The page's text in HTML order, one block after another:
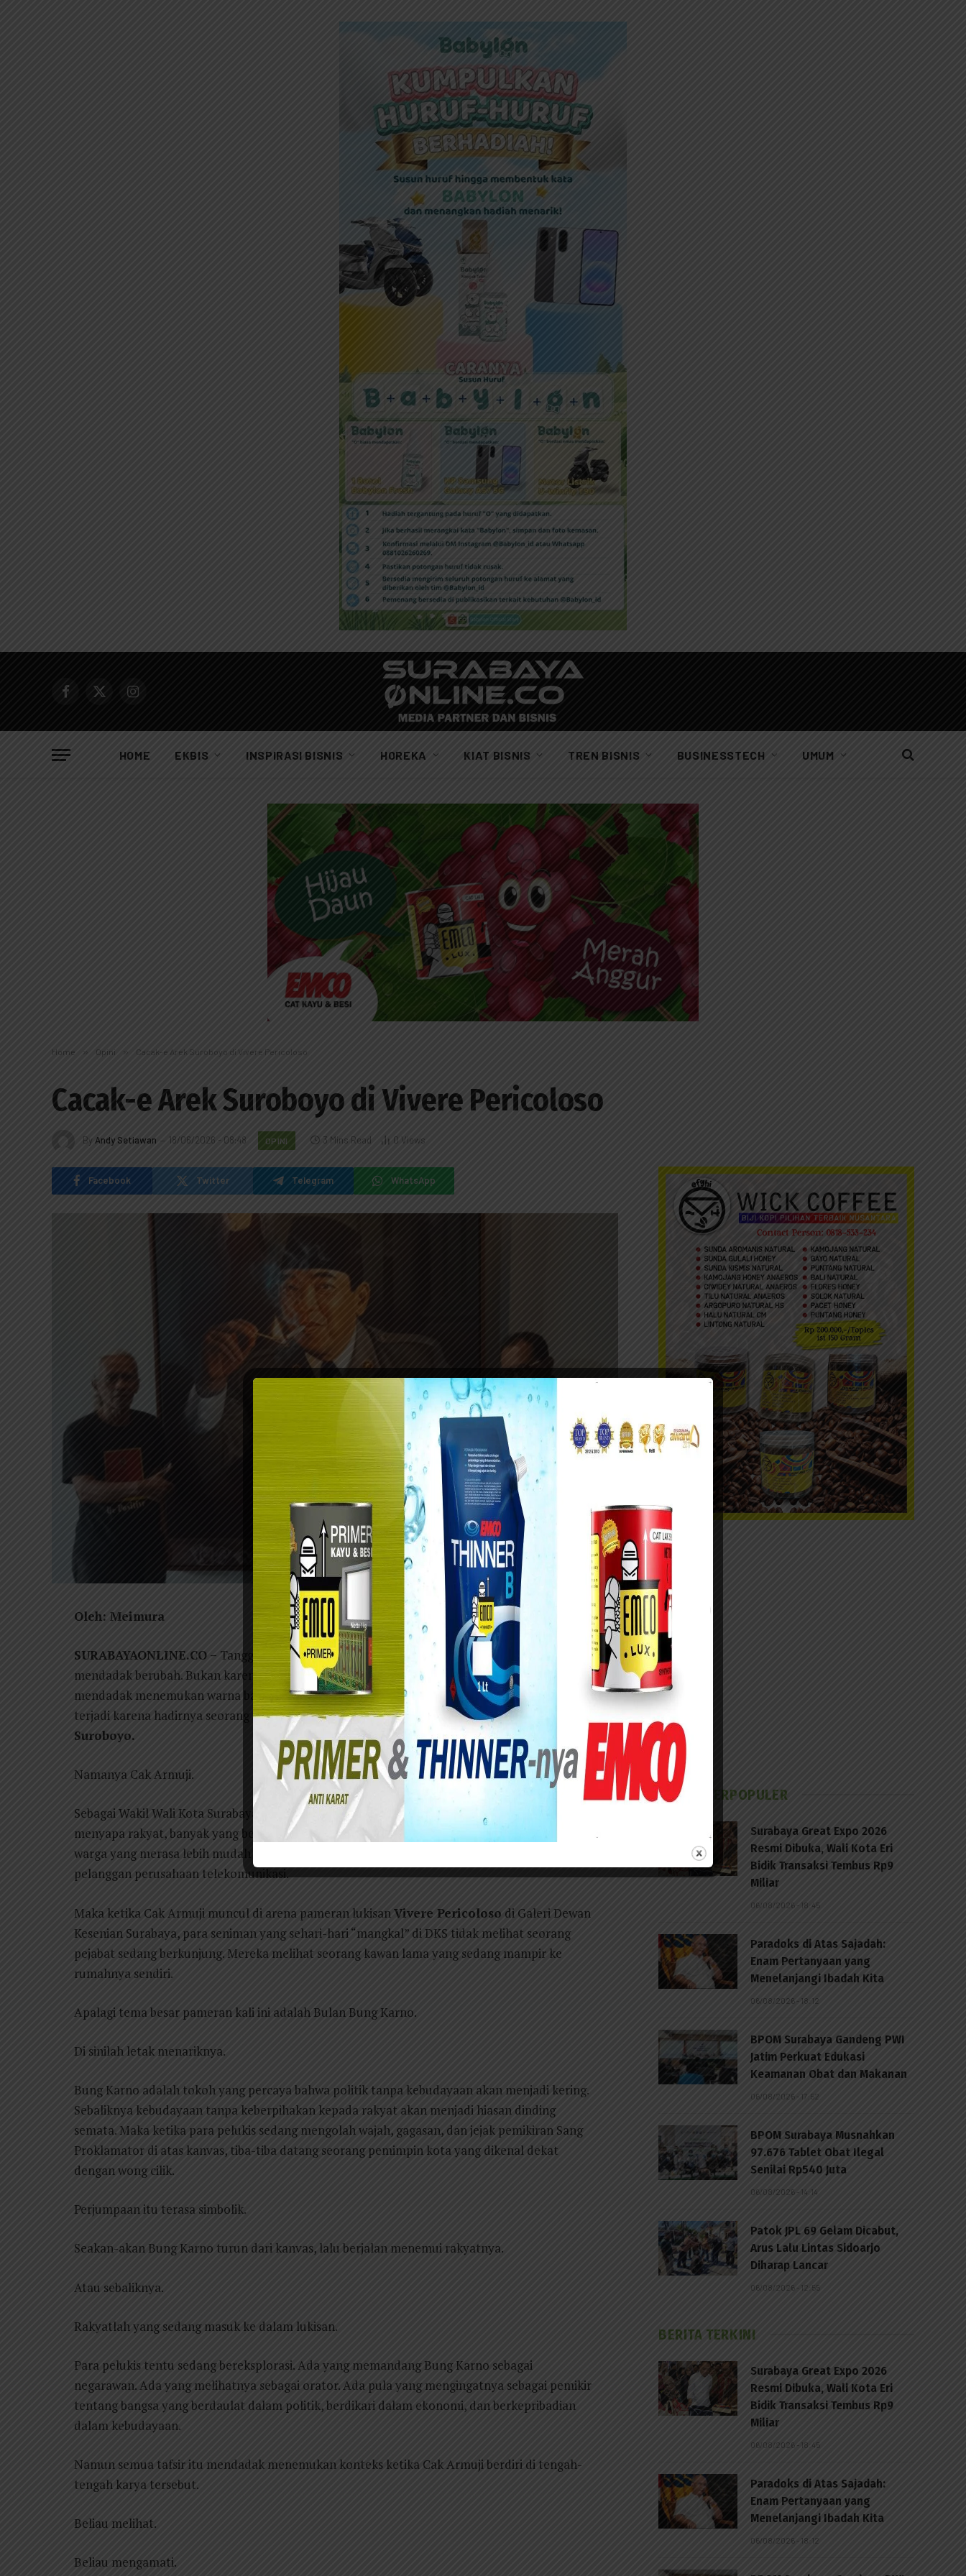
Facebook
X
Instagram
HOME EKBIS INSPIRASI BISNIS HOREKA KIAT BISNIS TREN BISNIS BUSINESSTECH UMUM
Home » Opini » Cacak-e Arek Suroboyo di Vivere Pericoloso
Cacak-e Arek Suroboyo di Vivere Pericoloso
By Andy Setiawan 18/06/2026 - 08:48 OPINI 3 Mins Read 0 Views
Facebook Twitter Telegram WhatsApp
Oleh: Meimura
SURABAYAONLINE.CO – Tanggal 16 Juni 2026, suasana di Galeri Dewan Kesenian Surabaya
mendadak berubah. Bukan karena listrik padam, bukan pula karena ada pelukis yang
mendadak menemukan warna baru yang belum pernah dikenal dunia seni rupa. Perubahan itu
terjadi karena hadirnya seorang tamu yang akrab dipanggil masyarakat sebagaiCacak-e Arek
Suroboyo.
Namanya Cak Armuji.
Sebagai Wakil Wali Kota Surabaya, jabatan beliau memang nomor dua. Tetapi dalam urusan
menyapa rakyat, banyak yang berpendapat beliau sering berada di nomor satu. Tidak sedikit
warga yang merasa lebih mudah bertemu beliau dibanding bertemu petugas layanan
pelanggan perusahaan telekomunikasi.
Maka ketika Cak Armuji muncul di arena pameran lukisan Vivere Pericoloso di Galeri Dewan
Kesenian Surabaya, para seniman yang sehari-hari “mangkal” di DKS tidak melihat seorang
pejabat sedang berkunjung. Mereka melihat seorang kawan lama yang sedang mampir ke
rumahnya sendiri.
Apalagi tema besar pameran kali ini adalah Bulan Bung Karno.
Di sinilah letak menariknya.
Bung Karno adalah tokoh yang percaya bahwa politik tanpa kebudayaan akan menjadi kering.
Sebaliknya kebudayaan tanpa keberpihakan kepada rakyat akan menjadi hiasan dinding
semata. Maka ketika para pelukis sedang mengolah wajah, gagasan, dan jejak pemikiran Sang
Proklamator di atas kanvas, tiba-tiba datang seorang pemimpin kota yang dikenal dekat
dengan wong cilik.
Perjumpaan itu terasa simbolik.
Seakan-akan Bung Karno turun dari kanvas, lalu berjalan menemui rakyatnya.
Atau sebaliknya.
Rakyatlah yang sedang masuk ke dalam lukisan.
Para pelukis tentu sedang bereksplorasi. Ada yang memandang Bung Karno sebagai
negarawan. Ada yang melihatnya sebagai orator. Ada pula yang mengingatnya sebagai pemikir
tentang bangsa yang berdaulat dalam politik, berdikari dalam ekonomi, dan berkepribadian
dalam kebudayaan.
Namun semua tafsir itu mendadak menemukan konteks ketika Cak Armuji berdiri di tengah-
tengah karya tersebut.
Beliau melihat.
Beliau mengamati.
BERITA TERPOPULER
Surabaya Great Expo 2026
Resmi Dibuka, Wali Kota Eri
Bidik Transaksi Tembus Rp9
Miliar
06/08/2026 - 18:45
Paradoks di Atas Sajadah:
Enam Pertanyaan yang
Menelanjangi Ibadah Kita
06/08/2026 - 18:12
BPOM Surabaya Gandeng PWI
Jatim Perkuat Edukasi
Keamanan Obat dan Makanan
06/08/2026 - 17:52
BPOM Surabaya Musnahkan
97.676 Tablet Obat Ilegal
Senilai Rp540 Juta
06/08/2026 - 14:14
Patok JPL 69 Gelam Dicabut,
Arus Lalu Lintas Sidoarjo
Diharap Lancar
06/08/2026 - 12:55
BERITA TERKINI
Surabaya Great Expo 2026
Resmi Dibuka, Wali Kota Eri
Bidik Transaksi Tembus Rp9
Miliar
06/08/2026 - 18:45
Paradoks di Atas Sajadah:
Enam Pertanyaan yang
Menelanjangi Ibadah Kita
06/08/2026 - 18:12